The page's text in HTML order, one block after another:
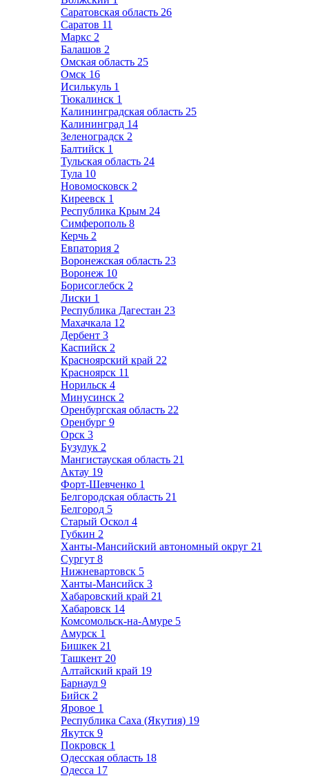
Саратовская область 26
Саратов 11
Маркс 2
Балашов 2
Омская область 25
Омск 16
Исилькуль 1
Тюкалинск 1
Калининградская область 25
Калининград 14
Зеленоградск 2
Балтийск 1
Тульская область 24
Тула 10
Новомосковск 2
Киреевск 1
Республика Крым 24
Симферополь 8
Керчь 2
Евпатория 2
Воронежская область 23
Воронеж 10
Борисоглебск 2
Лиски 1
Республика Дагестан 23
Махачкала 12
Дербент 3
Каспийск 2
Красноярский край 22
Красноярск 11
Норильск 4
Минусинск 2
Оренбургская область 22
Оренбург 9
Орск 3
Бузулук 2
Мангистауская область 21
Актау 19
Форт-Шевченко 1
Белгородская область 21
Белгород 5
Старый Оскол 4
Губкин 2
Ханты-Мансийский автономный округ 21
Сургут 8
Нижневартовск 5
Ханты-Мансийск 3
Хабаровский край 21
Хабаровск 14
Комсомольск-на-Амуре 5
Амурск 1
Бишкек 21
Ташкент 20
Алтайский край 19
Барнаул 9
Бийск 2
Яровое 1
Республика Саха (Якутия) 19
Якутск 9
Покровск 1
Одесская область 18
Одесса 17